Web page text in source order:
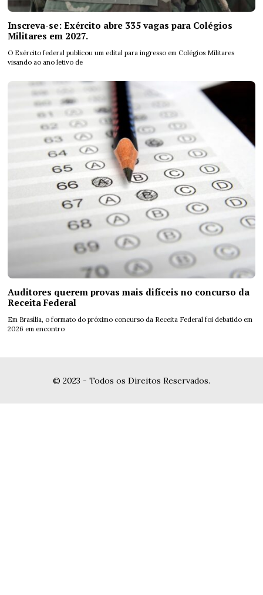
Inscreva-se: Exército abre 335 vagas para Colégios
Militares em 2027.
O Exército federal publicou um edital para ingresso em Colégios Militares
visando ao ano letivo de
Auditores querem provas mais difíceis no concurso da
Receita Federal
Em Brasília, o formato do próximo concurso da Receita Federal foi debatido em
2026 em encontro
© 2023 - Todos os Direitos Reservados.